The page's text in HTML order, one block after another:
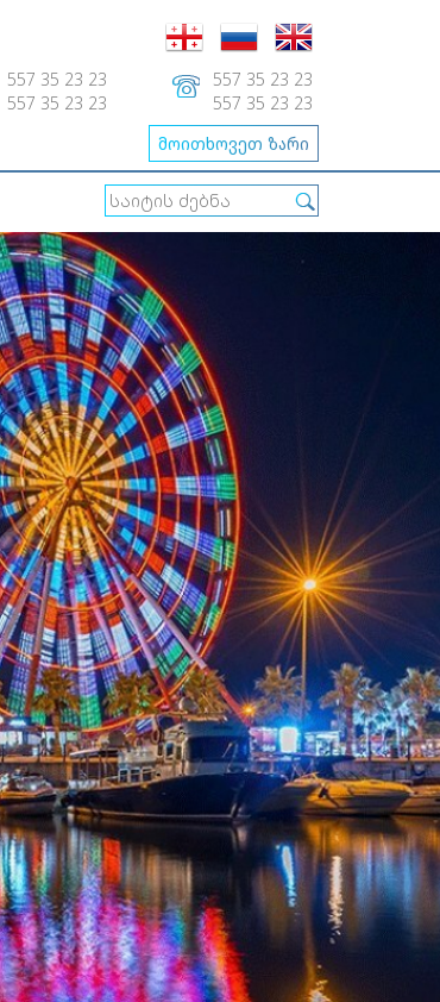
557 35 23 23
557 35 23 23
557 35 23 23
557 35 23 23
მოითხოვეთ ზარი